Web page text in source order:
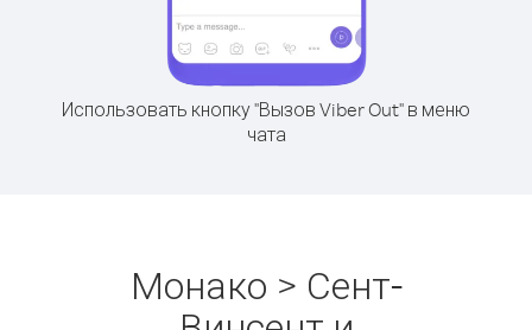
Использовать кнопку "Вызов Viber Out" в меню
чата
Монако > Сент-